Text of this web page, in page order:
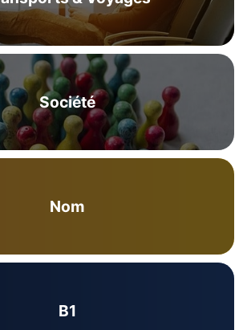
Société
Nom
B1